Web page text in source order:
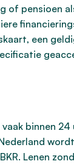
of pensioen
een
binnen 24
Lenen